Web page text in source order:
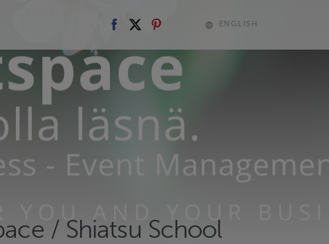
ENGLISH
/ Shiatsu School